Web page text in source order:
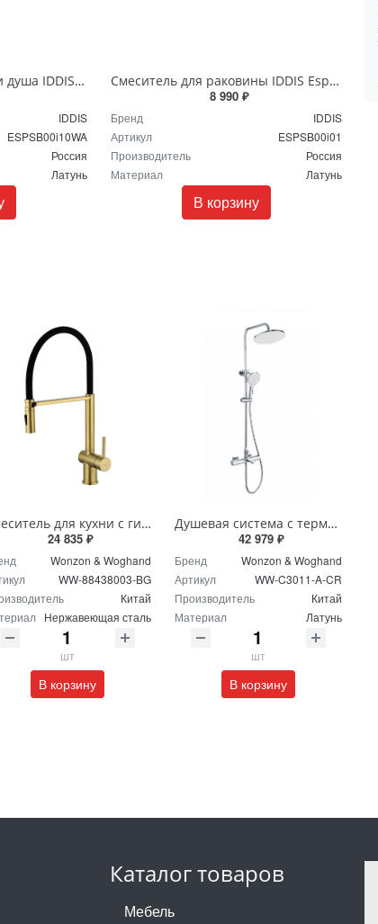
Смеситель для ванны и душа IDDIS Esper ESPSB00i10WA хром
IDDIS
ESPSB00i10WA
Россия
Латунь
Смеситель для раковины IDDIS Esper ESPSB00i01 хром
8 990 ₽
Бренд
IDDIS
Артикул
ESPSB00i01
Производитель
Россия
Материал
Латунь
В корзину
Смеситель для кухни с гибким изливом Wonzon & Woghand WW-88438003-BG брашированное золото
24 835 ₽
Wonzon & Woghand
WW-88438003-BG
Китай
Нержавеющая сталь
шт
В корзину
Душевая система с термостатом Wonzon & Woghand SOLID WW-C3011-A-CR хром
42 979 ₽
Бренд
Wonzon & Woghand
Артикул
WW-C3011-A-CR
Производитель
Китай
Материал
Латунь
шт
В корзину
Каталог товаров
Мебель